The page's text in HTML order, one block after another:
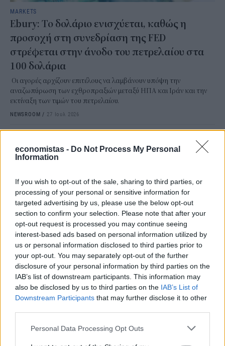
economistas - Do Not Process My Personal
Information
If you wish to opt-out of the sale, sharing to third parties, or
processing of your personal or sensitive information for
targeted advertising by us, please use the below opt-out
section to confirm your selection. Please note that after your
opt-out request is processed you may continue seeing
interest-based ads based on personal information utilized by
us or personal information disclosed to third parties prior to
your opt-out. You may separately opt-out of the further
disclosure of your personal information by third parties on the
IAB’s list of downstream participants. This information may
also be disclosed by us to third parties on the IAB’s List of
Downstream Participants that may further disclose it to other
Personal Data Processing Opt Outs
MARKETS
Ebury: Το δολάριο ενισχύεται, καθώς η
προσοχή στη συνεδρίαση της FED
στρέφεται στην άνοδο του πετρελαίου στα
100 δολάρια
Οι αγορές αρχίζουν επιτέλους να λαμβάνουν υπόψη την
αναζωπύρωση των εχθροπραξιών μεταξύ ΗΠΑ και Ιράν και την
εκτίναξη των τιμών του πετρελαίου.
NEWSROOM / 27 Ιουλ 2026
MARKETS
Ebury: Ο πόλεμος στο Ιράν κρατά την ΕΚΤ σε
επιφυλακή
Του Roman Ziruk, Senior Market Analyst της εταιρείας διεθνών